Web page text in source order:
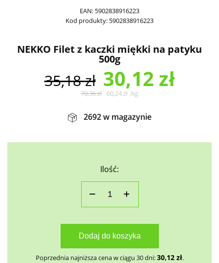
EAN: 5902838916223
Kod produkty: 5902838916223
NEKKO Filet z kaczki miękki na patyku
500g
35,18zł 30,12 zł
70,36zł 60,24zł /kg
2692 w magazynie
Ilość:
Dodaj do koszyka
Poprzednia najniższa cena w ciągu 30 dni:30,12 zł.